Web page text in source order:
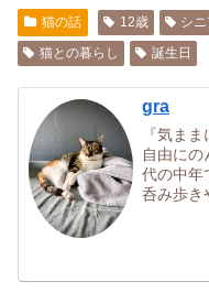
e
a
d
s
a
gr
a
m
猫の話 12歳 シニ
猫との暮らし
誕生日
gra
『気ま
自由に
代の中年
呑み歩き